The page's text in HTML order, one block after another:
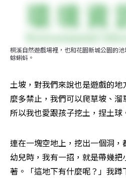
桐溪自然遊戲場裡，也和花園新城公園的
蜍蝌蚪。
土坡，對我們來說也是遊戲的
麼多禁止，我們可以爬草坡、溜
所以我也愛跟孩子挖土，捏土球
連在一塊空地上，挖出一個洞
幼兒時，我有一招，就是帶幾
著。「這地下有什麼呢？」我